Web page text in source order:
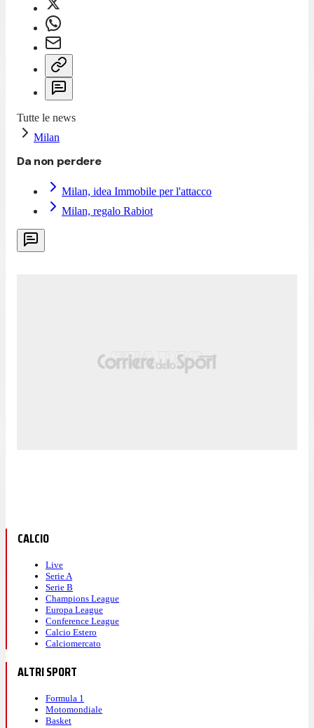
Tutte le news
Milan
Da non perdere
Milan, idea Immobile per l'attacco
Milan, regalo Rabiot
CALCIO
Live
Serie A
Serie B
Champions League
Europa League
Conference League
Calcio Estero
Calciomercato
ALTRI SPORT
Formula 1
Motomondiale
Basket